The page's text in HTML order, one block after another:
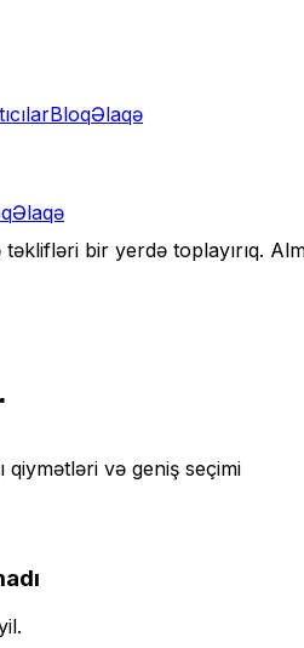
BloqƏlaqə
Əlaqə
bir yerdə toplayırıq.
və geniş seçimi